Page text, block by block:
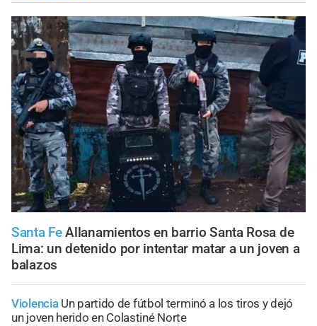
Santa Fe Allanamientos en barrio Santa Rosa de
Lima: un detenido por intentar matar a un joven a
balazos
Violencia Un partido de fútbol terminó a los tiros y dejó
un joven herido en Colastiné Norte